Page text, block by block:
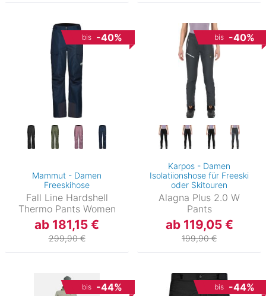
bis -40%
Mammut - Damen
Freeskihose
Fall Line Hardshell
Thermo Pants Women
ab 181,15 €
299,90 €
bis -40%
Karpos - Damen
Isolatiionshose für Freeski
oder Skitouren
Alagna Plus 2.0 W
Pants
ab 119,05 €
199,90 €
bis -44% bis -44%